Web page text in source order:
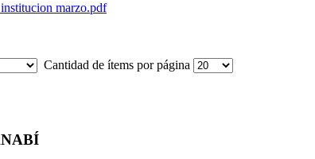
marzo.pdf
Cantidad de ítems por página